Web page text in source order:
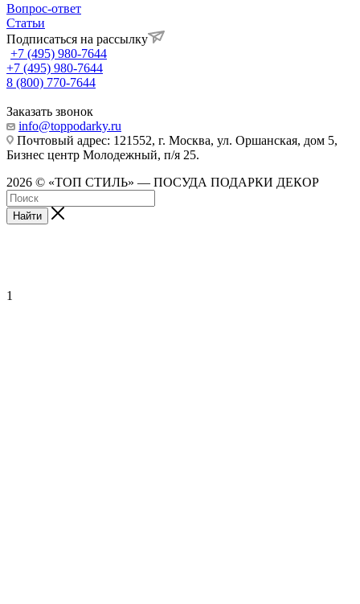
Вопрос-ответ
Статьи
Подписаться на рассылку
+7 (495) 980-7644
+7 (495) 980-7644
8 (800) 770-7644
Заказать звонок
info@toppodarky.ru
Почтовый адрес: 121552, г. Москва, ул. Оршанская, дом 5,
Бизнес центр Молодежный, п/я 25.
2026 © «ТОП СТИЛЬ» — ПОСУДА ПОДАРКИ ДЕКОР
Найти
1